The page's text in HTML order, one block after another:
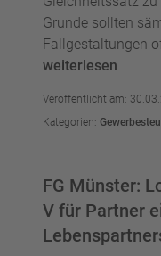
Grunde sollten
Fallgestaltungen
weiterlesen
Veröffentlicht am:
Kategorien:
FG Münster:
V für Partner